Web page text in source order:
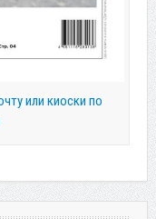
или киоски по